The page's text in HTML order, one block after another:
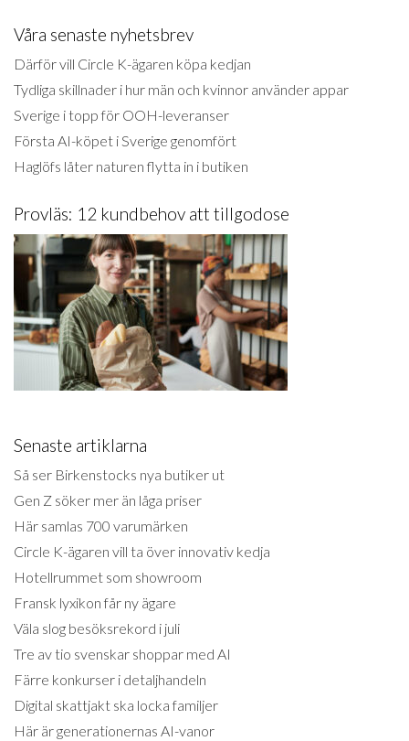
Våra senaste nyhetsbrev
Därför vill Circle K-ägaren köpa kedjan
Tydliga skillnader i hur män och kvinnor använder appar
Sverige i topp för OOH-leveranser
Första AI-köpet i Sverige genomfört
Haglöfs låter naturen flytta in i butiken
Provläs: 12 kundbehov att tillgodose
Senaste artiklarna
Så ser Birkenstocks nya butiker ut
Gen Z söker mer än låga priser
Här samlas 700 varumärken
Circle K-ägaren vill ta över innovativ kedja
Hotellrummet som showroom
Fransk lyxikon får ny ägare
Väla slog besöksrekord i juli
Tre av tio svenskar shoppar med AI
Färre konkurser i detaljhandeln
Digital skattjakt ska locka familjer
Här är generationernas AI-vanor